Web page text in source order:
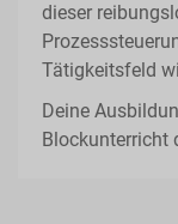
dieser
Tätigkeitsfeld
Deine
Blockunterricht